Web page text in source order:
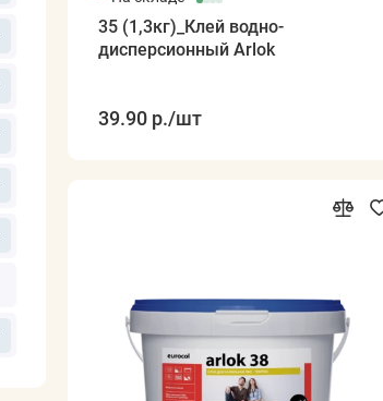
35 (1,3кг)_Клей водно-
дисперсионный Arlok
39.90 р./шт